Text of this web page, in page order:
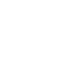
式·正片